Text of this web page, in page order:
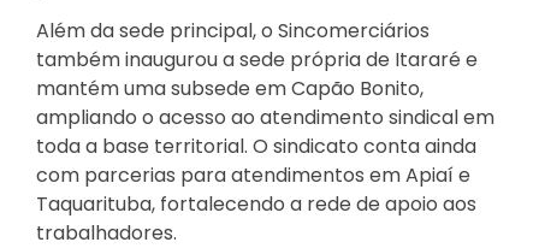
Além da sede principal, o Sincomerciários
também inaugurou a sede própria de Itararé e
mantém uma subsede em Capão Bonito,
ampliando o acesso ao atendimento sindical em
toda a base territorial. O sindicato conta ainda
com parcerias para atendimentos em Apiaí e
Taquarituba, fortalecendo a rede de apoio aos
trabalhadores.